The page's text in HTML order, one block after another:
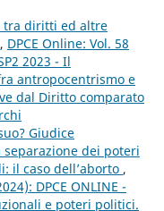
tra diritti ed altre
, DPCE Online: Vol. 58
2023 - Il
antropocentrismo e
dal Diritto comparato
Giudice
dei poteri
il caso dell’aborto ,
DPCE ONLINE -
e poteri politici.